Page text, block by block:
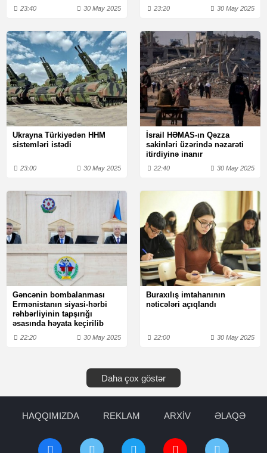
23:40 30 May 2025 23:20 30 May 2025
Ukrayna Türkiyədən HHM
sistemləri istədi
23:00 30 May 2025
İsrail HƏMAS-ın Qəzza
sakinləri üzərində nəzarəti
itirdiyinə inanır
22:40 30 May 2025
Gəncənin bombalanması
Ermənistanın siyasi-hərbi
rəhbərliyinin tapşırığı
əsasında həyata keçirilib
22:20 30 May 2025
Buraxılış imtahanının
nəticələri açıqlandı
22:00 30 May 2025
Daha çox göstər
HAQQIMIZDA REKLAM ARXİV ƏLAQƏ